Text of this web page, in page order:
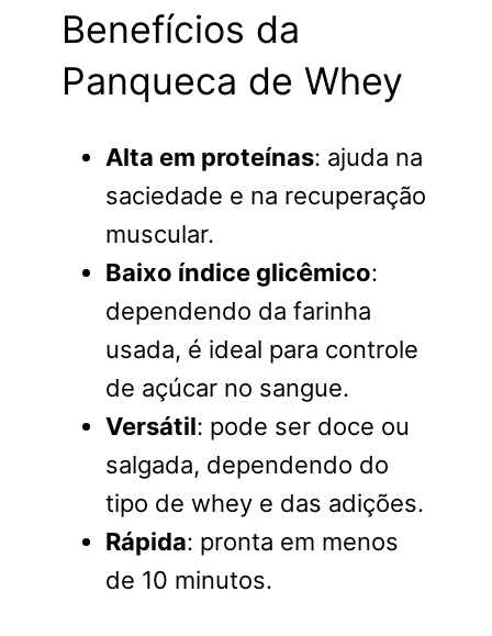
Benefícios da
Panqueca de Whey
Alta em proteínas: ajuda na
saciedade e na recuperação
muscular.
Baixo índice glicêmico:
dependendo da farinha
usada, é ideal para controle
de açúcar no sangue.
Versátil: pode ser doce ou
salgada, dependendo do
tipo de whey e das adições.
Rápida: pronta em menos
de 10 minutos.